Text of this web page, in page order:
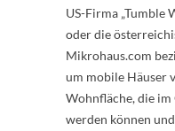
US-Firma „Tumble
oder die
Mikrohaus.com
um mobile Häuser
Wohnfläche, die
werden können